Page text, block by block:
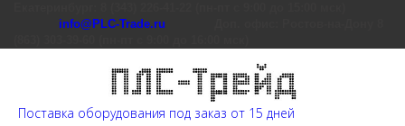
info@PLC-Trade.ru
Поставка оборудования под заказ от 15 дней